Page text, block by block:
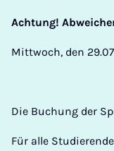
Achtung!
Mittwoch, den
­­­​​​Die Buchung der
Für alle